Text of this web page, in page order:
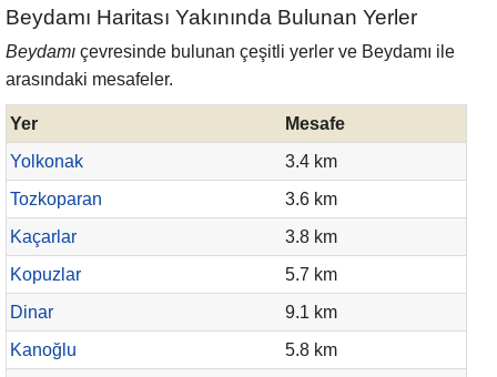
Beydamı Haritası Yakınında Bulunan Yerler
Beydamı çevresinde bulunan çeşitli yerler ve Beydamı ile
arasındaki mesafeler.
Yer
Mesafe
Yolkonak
3.4 km
Tozkoparan
3.6 km
Kaçarlar
3.8 km
Kopuzlar
5.7 km
Dinar
9.1 km
Kanoğlu
5.8 km